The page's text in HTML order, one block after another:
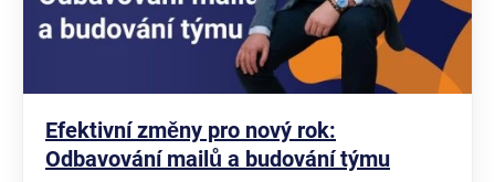
Efektivní změny pro nový rok:
Odbavování mailů a budování týmu